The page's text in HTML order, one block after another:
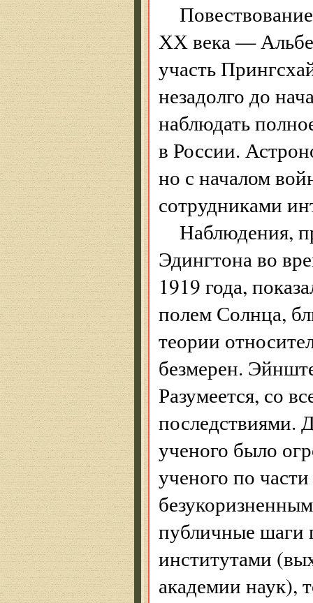
ХХ века —
участь
незадолго до
наблюдать
в России.
но с началом
сотрудниками
Наблюдения,
Эдингтона во
1919 года,
полем Солнца,
теории
безмерен.
Разумеется, со
последствиями.
ученого было
ученого по
публичные шаги
институтами
академии наук),